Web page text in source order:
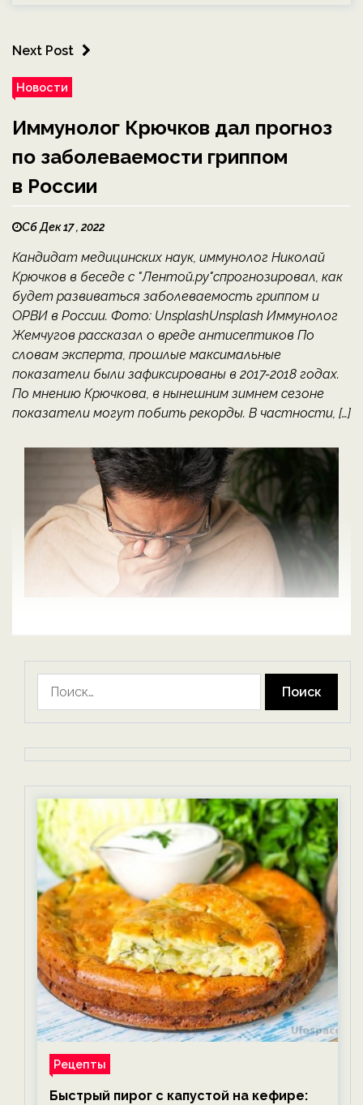
Next Post
Новости
Иммунолог Крючков дал прогноз
по заболеваемости гриппом
в России
Сб Дек 17 , 2022
Кандидат медицинских наук, иммунолог Николай
Крючков в беседе с "Лентой.ру"спрогнозировал, как
будет развиваться заболеваемость гриппом и
ОРВИ в России. Фото: UnsplashUnsplash Иммунолог
Жемчугов рассказал о вреде антисептиков По
словам эксперта, прошлые максимальные
показатели были зафиксированы в 2017-2018 годах.
По мнению Крючкова, в нынешним зимнем сезоне
показатели могут побить рекорды. В частности, […]
Рецепты
Быстрый пирог с капустой на кефире: